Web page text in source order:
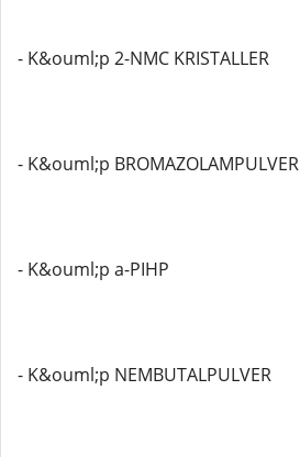
- K&ouml;p 2-NMC KRISTALLER
- K&ouml;p BROMAZOLAMPULVER
- K&ouml;p a-PIHP
- K&ouml;p NEMBUTALPULVER